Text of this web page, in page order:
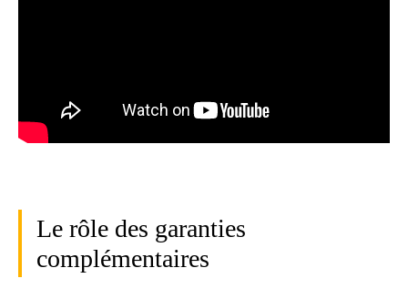
Le rôle des garanties
complémentaires